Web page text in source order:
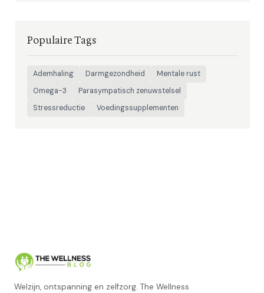
Populaire Tags
Ademhaling Darmgezondheid
Mentale rust
Omega-3
Parasympatisch zenuwstelsel
Stressreductie
Voedingssupplementen
Welzijn, ontspanning en zelfzorg. The Wellness